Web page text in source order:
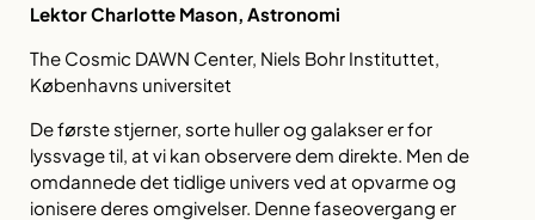
Lektor Charlotte Mason, Astronomi
The Cosmic DAWN Center, Niels Bohr Instituttet,
Københavns universitet
De første stjerner, sorte huller og galakser er for
lyssvage til, at vi kan observere dem direkte. Men de
omdannede det tidlige univers ved at opvarme og
ionisere deres omgivelser. Denne faseovergang er